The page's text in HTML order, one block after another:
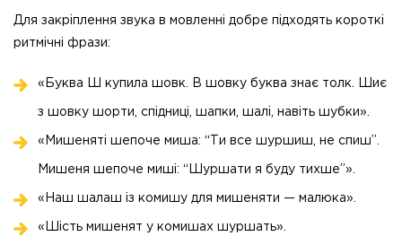
Для закріплення звука в мовленні добре підходять короткі
ритмічні фрази:
«Буква Ш купила шовк. В шовку буква знає толк. Шиє
з шовку шорти, спідниці, шапки, шалі, навіть шубки».
«Мишеняті шепоче миша: “Ти все шуршиш, не спиш”.
Мишеня шепоче миші: “Шуршати я буду тихше”».
«Наш шалаш із комишу для мишеняти — малюка».
«Шість мишенят у комишах шуршать».